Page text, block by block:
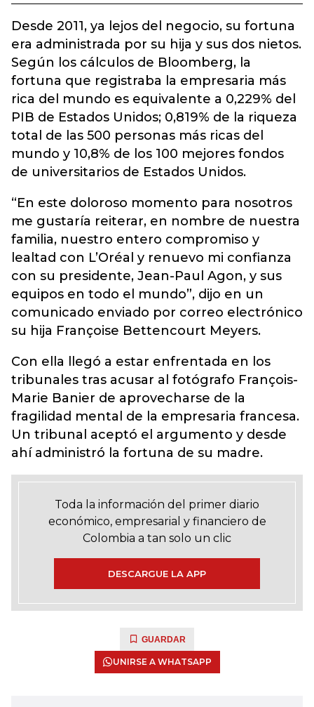
Desde 2011, ya lejos del negocio, su fortuna
era administrada por su hija y sus dos nietos.
Según los cálculos de Bloomberg, la
fortuna que registraba la empresaria más
rica del mundo es equivalente a 0,229% del
PIB de Estados Unidos; 0,819% de la riqueza
total de las 500 personas más ricas del
mundo y 10,8% de los 100 mejores fondos
de universitarios de Estados Unidos.
“En este doloroso momento para nosotros
me gustaría reiterar, en nombre de nuestra
familia, nuestro entero compromiso y
lealtad con L’Oréal y renuevo mi confianza
con su presidente, Jean-Paul Agon, y sus
equipos en todo el mundo”, dijo en un
comunicado enviado por correo electrónico
su hija Françoise Bettencourt Meyers.
Con ella llegó a estar enfrentada en los
tribunales tras acusar al fotógrafo François-
Marie Banier de aprovecharse de la
fragilidad mental de la empresaria francesa.
Un tribunal aceptó el argumento y desde
ahí administró la fortuna de su madre.
Toda la información del primer diario
económico, empresarial y financiero de
Colombia a tan solo un clic
DESCARGUE LA APP
GUARDAR
UNIRSE A WHATSAPP